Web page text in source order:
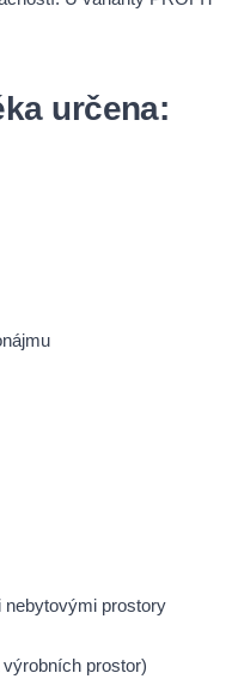
určena:
prostory
prostor)